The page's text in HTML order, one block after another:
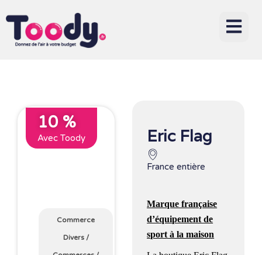
10 %
Avec Toody
Commerce
Divers/
Eric Flag
France entière
Marque française
d’équipement de
sport à la maison